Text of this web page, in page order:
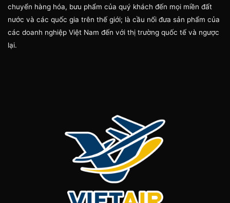
chuyển hàng hóa, bưu phẩm của quý khách đến mọi miền đất
nước và các quốc gia trên thế giới; là cầu nối đưa sản phẩm của
các doanh nghiệp Việt Nam đến với thị trường quốc tế và ngược
lại.